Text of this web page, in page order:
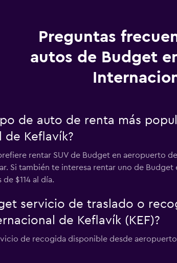
Preguntas
autos de Budget
de auto de renta más
de Keflavík?
rentar SUV de Budget en aeropuerto
Si también te interesa rentar uno de
$114 al día.
servicio de traslado o
de Keflavík (KEF)?
de recogida disponible desde aeropuerto